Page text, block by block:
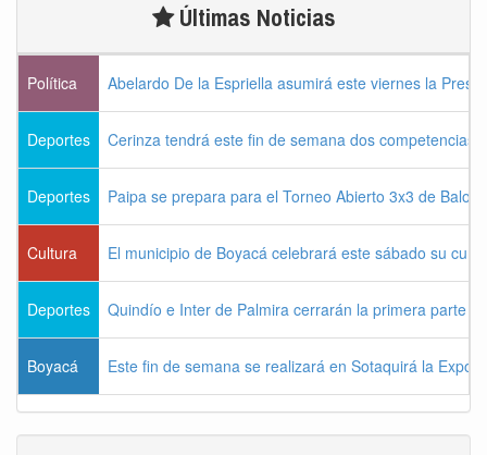
Últimas Noticias
Política Abelardo De la Espriella asumirá este viernes la
Deportes Cerinza tendrá este fin de semana dos competencias
Deportes Paipa se prepara para el Torneo Abierto 3x3 de
Cultura El municipio de Boyacá celebrará este sábado su
Deportes Quindío e Inter de Palmira cerrarán la primera parte
Boyacá Este fin de semana se realizará en Sotaquirá la